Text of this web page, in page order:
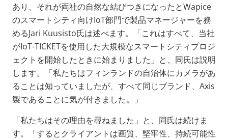
あり、それが両社の自然な結びつきになったとWapice
のスマートシティ向けIoT部門で製品マネージャーを務
めるJari Kuusisto氏は述べます。「これはすべて、当社
がIoT-TICKETを使用した大規模なスマートシティプロジ
ェクトを開始したときに始まりました」と、同氏は説明
します。「私たちはフィンランドの自治体にカメラがあ
ることは知っていましたが、すべて同じブランド、Axis
製であることに気が付きました。」
「私たちはその理由を尋ねました」と、同氏は続けま
す。「するとクライアントは画質、堅牢性、持続可能性